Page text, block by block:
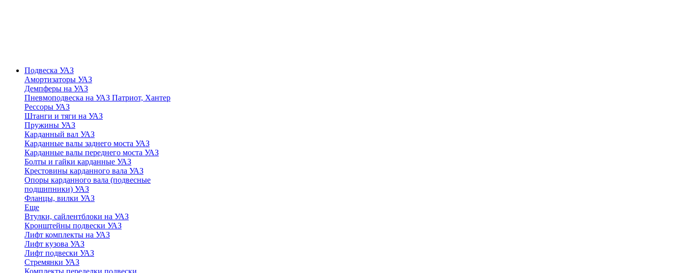
Подвеска УАЗ
Амортизаторы УАЗ
Демпферы на УАЗ
Пневмоподвеска на УАЗ Патриот, Хантер
Рессоры УАЗ
Штанги и тяги на УАЗ
Пружины УАЗ
Карданный вал УАЗ
Карданные валы заднего моста УАЗ
Карданные валы переднего моста УАЗ
Болты и гайки карданные УАЗ
Крестовины карданного вала УАЗ
Опоры карданного вала (подвесные
подшипники) УАЗ
Фланцы, вилки УАЗ
Еще
Втулки, сайлентблоки на УАЗ
Кронштейны подвески УАЗ
Лифт комплекты на УАЗ
Лифт кузова УАЗ
Лифт подвески УАЗ
Стремянки УАЗ
Комплекты переделки подвески